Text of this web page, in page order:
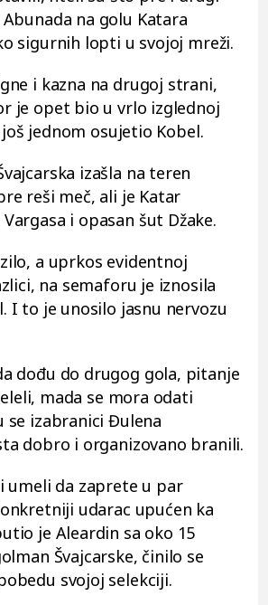
na golu Katara
sigurnih lopti u svojoj mreži.
i kazna na drugoj strani,
je opet bio u vrlo izglednoj
jednom osujetio Kobel.
izašla na teren
reši meč, ali je Katar
i opasan šut Džake.
a uprkos evidentnoj
na semaforu je iznosila
I to je unosilo jasnu nervozu
dođu do drugog gola, pitanje
mada se mora odati
se izabranici Đulena
dobro i organizovano branili.
umeli da zaprete u par
udarac upućen ka
je Aleardin sa oko 15
Švajcarske, činilo se
svojoj selekciji.